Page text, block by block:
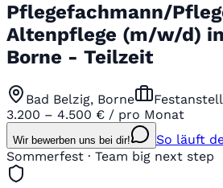
Pflegefachmann/
Altenpflege (m/w/d)
Borne - Teilzeit
Bad Belzig, Borne
3.200 – 4.500 € / pro Monat
Wir bewerben uns bei dir!
So läuft
Sommerfest · Team big next step